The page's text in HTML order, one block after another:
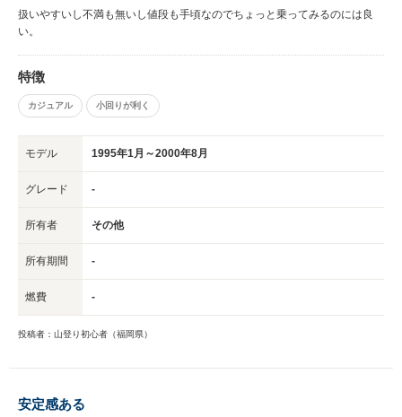
扱いやすいし不満も無いし値段も手頃なのでちょっと乗ってみるのには良
い。
特徴
カジュアル 小回りが利く
モデル 1995年1月～2000年8月
グレード -
所有者 その他
所有期間 -
燃費 -
投稿者：山登り初心者（福岡県）
安定感ある